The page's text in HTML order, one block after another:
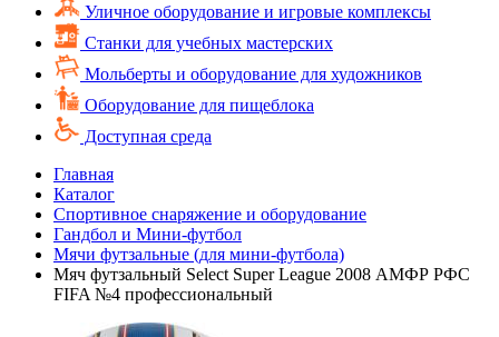
Уличное оборудование и игровые комплексы
Cтанки для учебных мастерских
Мольберты и оборудование для художников
Оборудование для пищеблока
Доступная среда
Главная
Каталог
Спортивное снаряжение и оборудование
Гандбол и Мини-футбол
Мячи футзальные (для мини-футбола)
Мяч футзальный Select Super League 2008 АМФР РФС
FIFA №4 профессиональный